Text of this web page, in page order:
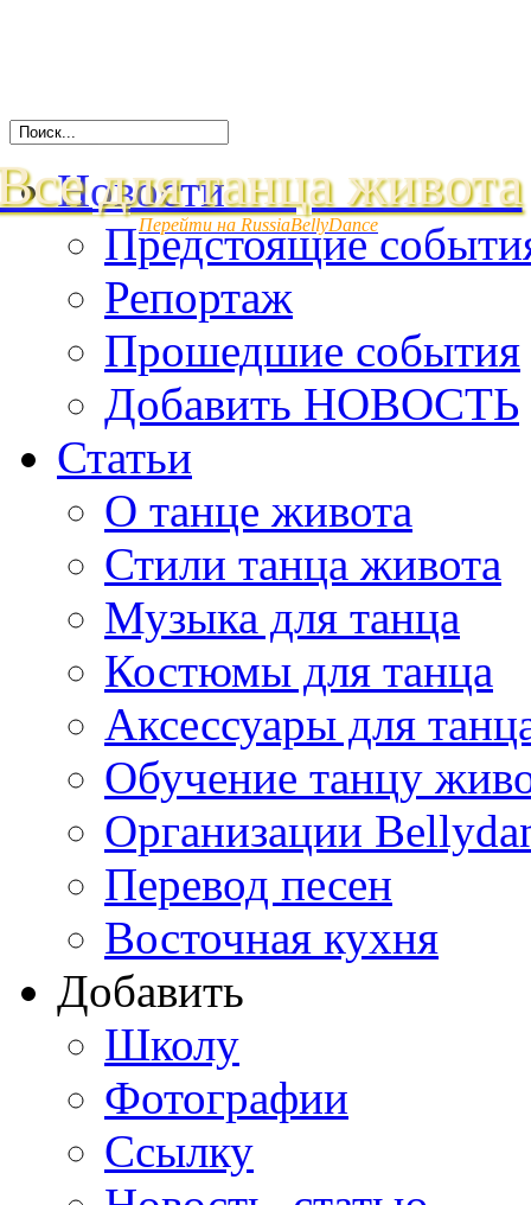
для танца живота
Перейти на RussiaBellyDance
Новости
Предстоящие
Репортаж
Прошедшие события
Добавить НОВОСТЬ
Статьи
О танце живота
Стили танца живота
Музыка для танца
Костюмы для танца
Аксессуары для
Обучение танцу
Организации
Перевод песен
Восточная кухня
Добавить
Школу
Фотографии
Ссылку